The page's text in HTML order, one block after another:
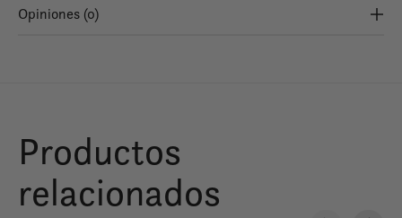
Opiniones (0)
Productos
relacionados